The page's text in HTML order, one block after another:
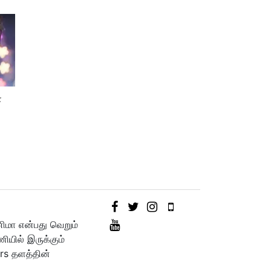
என்பது வெறும்
இருக்கும்
தளத்தின்